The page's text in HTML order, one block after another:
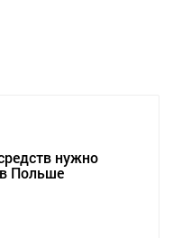
нужно
Польше